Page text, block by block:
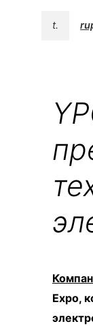
t.
Expo,